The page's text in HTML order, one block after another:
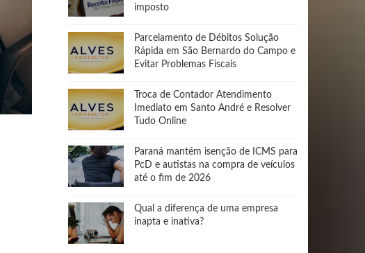
imposto
Parcelamento de Débitos Solução
Rápida em São Bernardo do Campo e
Evitar Problemas Fiscais
Troca de Contador Atendimento
Imediato em Santo André e Resolver
Tudo Online
Paraná mantém isenção de ICMS para
PcD e autistas na compra de veículos
até o fim de 2026
Qual a diferença de uma empresa
inapta e inativa?